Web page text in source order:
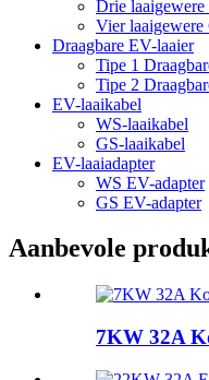
Drie
Vier
Draagbare EV-laaier
Tipe 1
Tipe 2
EV-laaikabel
WS-laaikabel
GS-laaikabel
EV-laaiadapter
WS EV-adapter
GS EV-adapter
Aanbevole
7KW 32A